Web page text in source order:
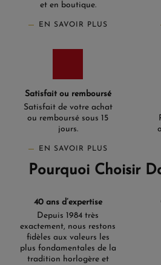
et en boutique.
EN SAVOIR PLUS
Satisfait ou remboursé
Satisfait de votre achat
ou remboursé sous 15
jours.
EN SAVOIR PLUS
Pourquoi Choisir
40 ans d’expertise
Depuis 1984 très
exactement, nous restons
fidèles aux valeurs les
plus fondamentales de la
tradition horlogère et